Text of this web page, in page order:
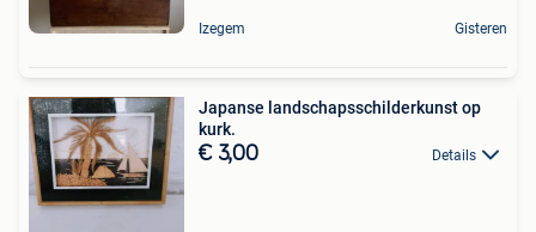
Izegem Gisteren
Japanse landschapsschilderkunst op
kurk.
€ 3,00 Details